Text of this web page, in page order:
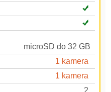
microSD do 32 GB
1 kamera
1 kamera